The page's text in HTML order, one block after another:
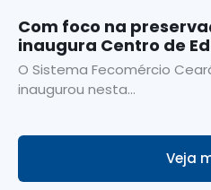
Com foco na
inaugura Centro de
em Iparana
O Sistema Fecomércio
inaugurou nesta...
Veja